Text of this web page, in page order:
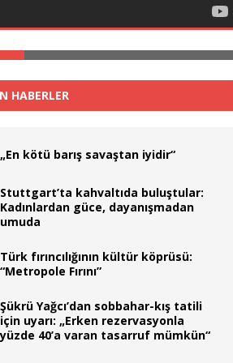
HABERLER
„En kötü barış savaştan iyidir“
Stuttgart’ta kahvaltıda buluştular:
Kadınlardan güce, dayanışmadan
umuda
Türk fırıncılığının kültür köprüsü:
“Metropole Fırını”
Şükrü Yağcı’dan sobbahar-kış tatili
için uyarı: „Erken rezervasyonla
yüzde 40’a varan tasarruf mümkün“